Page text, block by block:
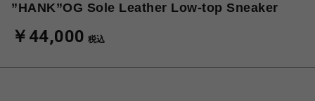
”HANK”OG Sole Leather Low-top Sneaker
￥44,000 税込